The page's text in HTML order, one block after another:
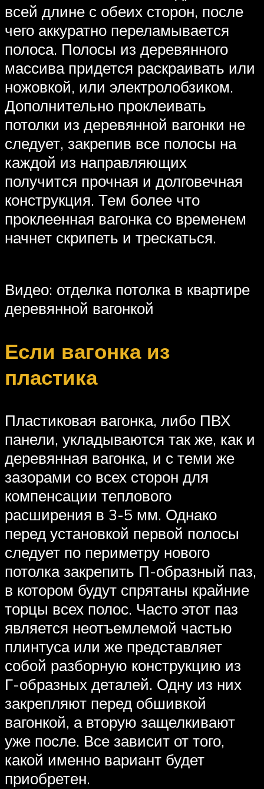
всей длине с обеих сторон, после
чего аккуратно переламывается
полоса. Полосы из деревянного
массива придется раскраивать или
ножовкой, или электролобзиком.
Дополнительно проклеивать
потолки из деревянной вагонки не
следует, закрепив все полосы на
каждой из направляющих
получится прочная и долговечная
конструкция. Тем более что
проклеенная вагонка со временем
начнет скрипеть и трескаться.
Видео: отделка потолка в квартире
деревянной вагонкой
Если вагонка из
пластика
Пластиковая вагонка, либо ПВХ
панели, укладываются так же, как и
деревянная вагонка, и с теми же
зазорами со всех сторон для
компенсации теплового
расширения в 3-5 мм. Однако
перед установкой первой полосы
следует по периметру нового
потолка закрепить П-образный паз,
в котором будут спрятаны крайние
торцы всех полос. Часто этот паз
является неотъемлемой частью
плинтуса или же представляет
собой разборную конструкцию из
Г-образных деталей. Одну из них
закрепляют перед обшивкой
вагонкой, а вторую защелкивают
уже после. Все зависит от того,
какой именно вариант будет
приобретен.